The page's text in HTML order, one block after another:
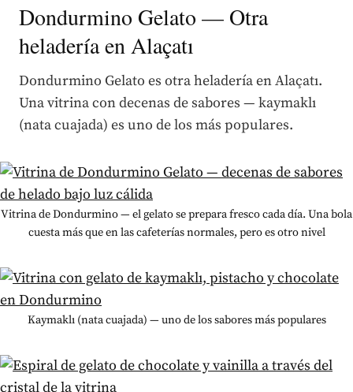
Dondurmino Gelato — Otra
heladería en Alaçatı
Dondurmino Gelato es otra heladería en Alaçatı.
Una vitrina con decenas de sabores — kaymaklı
(nata cuajada) es uno de los más populares.
Vitrina de Dondurmino — el gelato se prepara fresco cada día. Una bola
cuesta más que en las cafeterías normales, pero es otro nivel
Kaymaklı (nata cuajada) — uno de los sabores más populares